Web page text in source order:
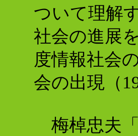
ついて理解
社会の進展
度情報社会
会の出現（
梅棹忠夫